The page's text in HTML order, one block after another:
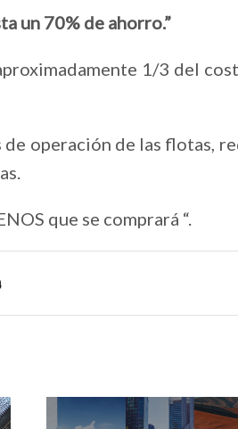
un 70% de ahorro.”
1/3 del
operación de las flotas,
que se comprará “.